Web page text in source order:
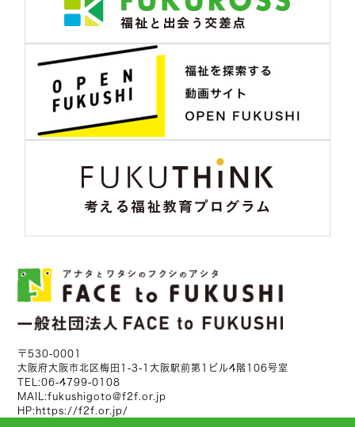
〒530-0001
大阪府大阪市北区梅田1-3-1大阪駅前第1ビル4階106号室
TEL:06-4799-0108
MAIL:fukushigoto@f2f.or.jp
HP: https://f2f.or.jp/